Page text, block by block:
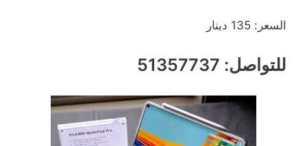
السعر: 135 دينار
للتواصل: 51357737